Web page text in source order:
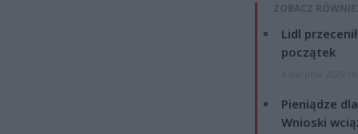
ZOBACZ
Lidl
początek
Pieniądze
Wnioski